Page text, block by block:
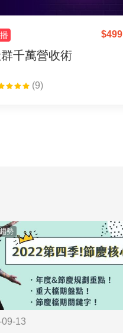
$499
千萬營收術
(9)
勢
13